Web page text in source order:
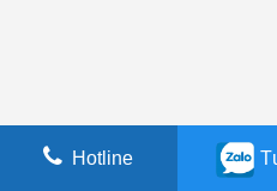
Hotline